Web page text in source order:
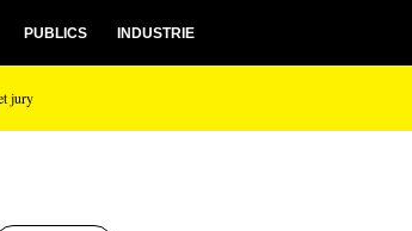
jury
PUBLICS INDUSTRIE